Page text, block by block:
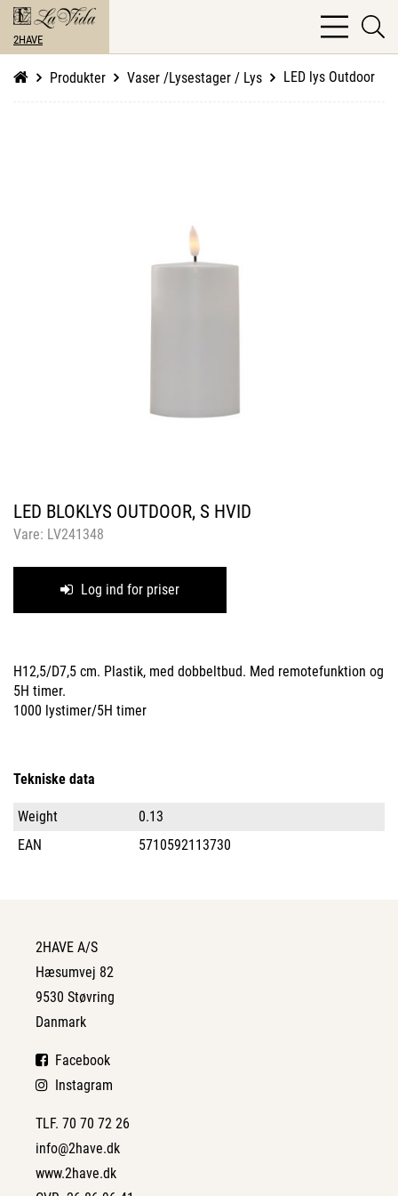
2HAVE
bars
light
Produkter Vaser /Lysestager / Lys LED lys Outdoor
LED BLOKLYS OUTDOOR, S HVID
Vare: LV241348
Log ind for priser
H12,5/D7,5 cm. Plastik, med dobbeltbud. Med remotefunktion og
5H timer.
1000 lystimer/5H timer
Tekniske data
Weight
0.13
EAN
5710592113730
2HAVE A/S
Hæsumvej 82
9530 Støvring
Danmark
Facebook
Instagram
TLF. 70 70 72 26
info@2have.dk
www.2have.dk